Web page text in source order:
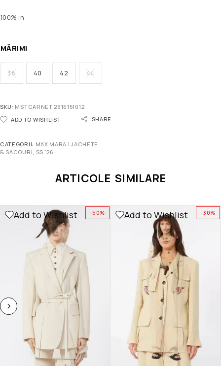
100% in
MĂRIMI
38 40 42 44
SKU: MSTCARNET 2616151012
ADD TO WISHLIST
SHARE
CATEGORII: MAX MARA | JACHETE
& SACOURI SS '26
ARTICOLE SIMILARE
-50%
Add to Wishlist -30%
Add to Wishlist